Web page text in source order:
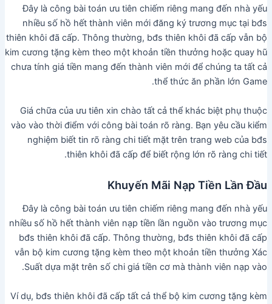
Đây là công bài toán ưu tiên chiếm riêng mang đến nhà yếu
nhiều số hồ hết thành viên mới đăng ký trương mục tại bđs
thiên khôi đã cấp. Thông thường, bđs thiên khôi đã cấp vẫn bộ
kim cương tặng kèm theo một khoản tiền thưởng hoặc quay hũ
chưa tính giá tiền mang đến thành viên mới để chúng ta tất cả
thể thức ăn phần lớn Game.
Giá chữa của ưu tiên xin chào tất cả thể khác biệt phụ thuộc
vào vào thời điểm với công bài toán rõ ràng. Bạn yêu cầu kiểm
nghiệm biết tin rõ ràng chi tiết mặt trên trang web của bđs
thiên khôi đã cấp để biết rộng lớn rõ ràng chi tiết.
Khuyến Mãi Nạp Tiền Lần Đầu
Đây là công bài toán ưu tiên chiếm riêng mang đến nhà yếu
nhiều số hồ hết thành viên nạp tiền lần nguồn vào trương mục
bđs thiên khôi đã cấp. Thông thường, bđs thiên khôi đã cấp
vẫn bộ kim cương tặng kèm theo một khoản tiền thưởng Xác
Suất dựa mặt trên số chi giá tiền cơ mà thành viên nạp vào.
Ví dụ, bđs thiên khôi đã cấp tất cả thể bộ kim cương tặng kèm